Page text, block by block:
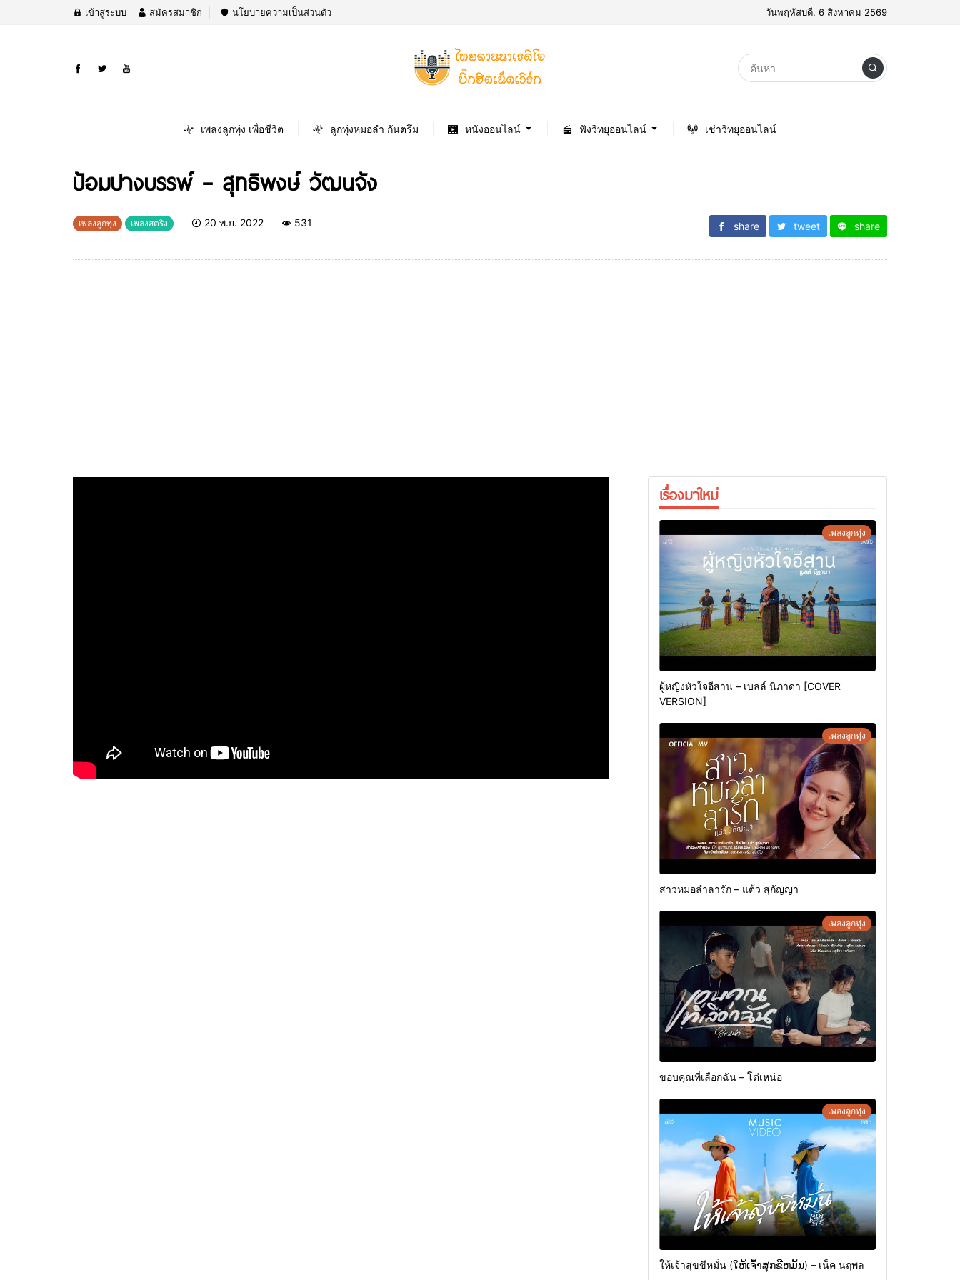
เข้าสู่ระบบ สมัครสมาชิก นโยบายความเป็นส่วนตัว วันพฤหัสบดี, 6 สิงหาคม 2569
เพลงลูกทุ่ง เพื่อชีวิต ลูกทุ่งหมอลำ กันตรึม หนังออนไลน์ ฟังวิทยุออนไลน์ เช่าวิทยุออนไลน์
ป้อมปางบรรพ์ – สุทธิพงษ์ วัฒนจัง
เพลงลูกทุ่ง เพลงสตริง 20 พ.ย. 2022 531 share tweet share
เรื่องมาใหม่
เพลงลูกทุ่ง
ผู้หญิงหัวใจอีสาน – เบลล์ นิภาดา [COVER
VERSION]
เพลงลูกทุ่ง
สาวหมอลำลารัก – แต้ว สุกัญญา
เพลงลูกทุ่ง
ขอบคุณที่เลือกฉัน – โต๋เหน่อ
เพลงลูกทุ่ง
ให้เจ้าสุขขีหมั่น (ໃຫ້ເຈົ້າສຸກຂີຫມັ້ນ) – เน็ค นฤพล